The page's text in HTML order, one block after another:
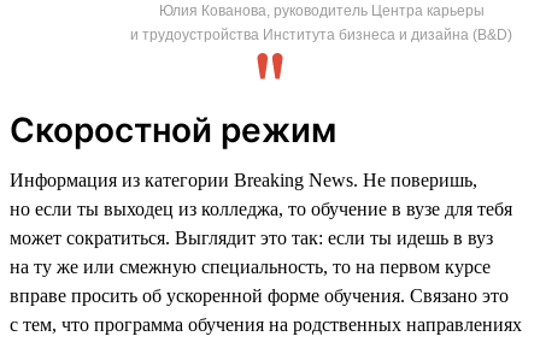
Юлия Кованова, руководитель Центра карьеры
и трудоустройства Института бизнеса и дизайна (B&D)
Скоростной режим
Информация из категории Breaking News. Не поверишь,
но если ты выходец из колледжа, то обучение в вузе для тебя
может сократиться. Выглядит это так: если ты идешь в вуз
на ту же или смежную специальность, то на первом курсе
вправе просить об ускоренной форме обучения. Связано это
с тем, что программа обучения на родственных направлениях